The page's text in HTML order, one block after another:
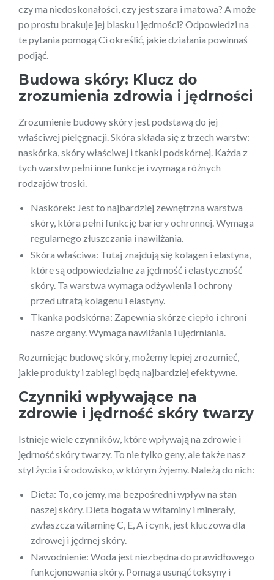
czy ma niedoskonałości, czy jest szara i matowa? A może
po prostu brakuje jej blasku i jędrności? Odpowiedzi na
te pytania pomogą Ci określić, jakie działania powinnaś
podjąć.
Budowa skóry: Klucz do
zrozumienia zdrowia i jędrności
Zrozumienie budowy skóry jest podstawą do jej
właściwej pielęgnacji. Skóra składa się z trzech warstw:
naskórka, skóry właściwej i tkanki podskórnej. Każda z
tych warstw pełni inne funkcje i wymaga różnych
rodzajów troski.
Naskórek: Jest to najbardziej zewnętrzna warstwa
skóry, która pełni funkcję bariery ochronnej. Wymaga
regularnego złuszczania i nawilżania.
Skóra właściwa: Tutaj znajdują się kolagen i elastyna,
które są odpowiedzialne za jędrność i elastyczność
skóry. Ta warstwa wymaga odżywienia i ochrony
przed utratą kolagenu i elastyny.
Tkanka podskórna: Zapewnia skórze ciepło i chroni
nasze organy. Wymaga nawilżania i ujędrniania.
Rozumiejąc budowę skóry, możemy lepiej zrozumieć,
jakie produkty i zabiegi będą najbardziej efektywne.
Czynniki wpływające na
zdrowie i jędrność skóry twarzy
Istnieje wiele czynników, które wpływają na zdrowie i
jędrność skóry twarzy. To nie tylko geny, ale także nasz
styl życia i środowisko, w którym żyjemy. Należą do nich:
Dieta: To, co jemy, ma bezpośredni wpływ na stan
naszej skóry. Dieta bogata w witaminy i minerały,
zwłaszcza witaminę C, E, A i cynk, jest kluczowa dla
zdrowej i jędrnej skóry.
Nawodnienie: Woda jest niezbędna do prawidłowego
funkcjonowania skóry. Pomaga usunąć toksyny i